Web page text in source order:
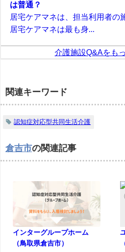
は普通？
居宅ケアマネは、担当利用者の
居宅ケアマネは最も身...
介護施設Q&Aをも
関連キーワード
認知症対応型共同生活介護
倉吉市の関連記事
インターグループホーム
（鳥取県倉吉市）